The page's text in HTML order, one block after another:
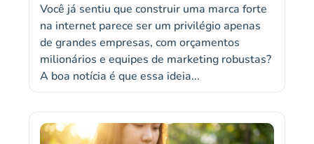
Você já sentiu que construir uma marca forte
na internet parece ser um privilégio apenas
de grandes empresas, com orçamentos
milionários e equipes de marketing robustas?
A boa notícia é que essa ideia...